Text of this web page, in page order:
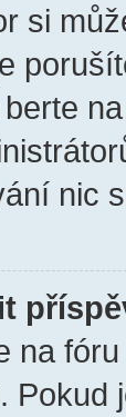
si
nic
na
Pokud